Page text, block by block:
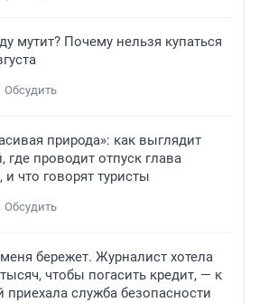
мутит? Почему нельзя купаться
Обсудить
природа»: как выглядит
где проводит отпуск глава
что говорят туристы
Обсудить
бережет. Журналист хотела
чтобы погасить кредит, — к
приехала служба безопасности